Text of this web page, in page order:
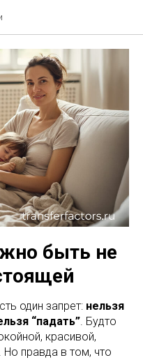
быть не
один запрет: нельзя
“падать”. Будто
красивой,
правда в том, что